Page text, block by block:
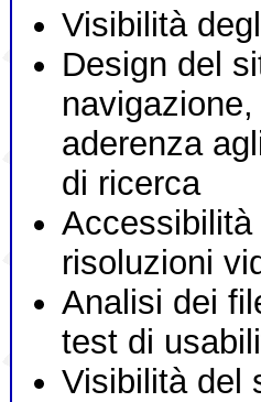
Visibilità
Design del
aderenza
di ricerca
risoluzioni
Analisi dei
test di
Visibilità del